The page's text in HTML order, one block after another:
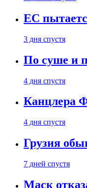
ЕС
3 дня спустя
По суше и
4 дня спустя
Канцлера
4 дня спустя
Грузия
7 дней спустя
Маск